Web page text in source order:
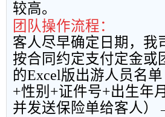
较高。
团队操作流程：
客人尽早确定日期，
按合同约定支付定金或
的Excel版出游人员名
+性别 +证件号+出生年
并发送保险单给客人